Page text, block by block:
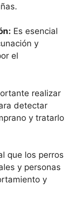
Es esencial
y
el
realizar
detectar
y tratarlo
que los perros
y personas
y